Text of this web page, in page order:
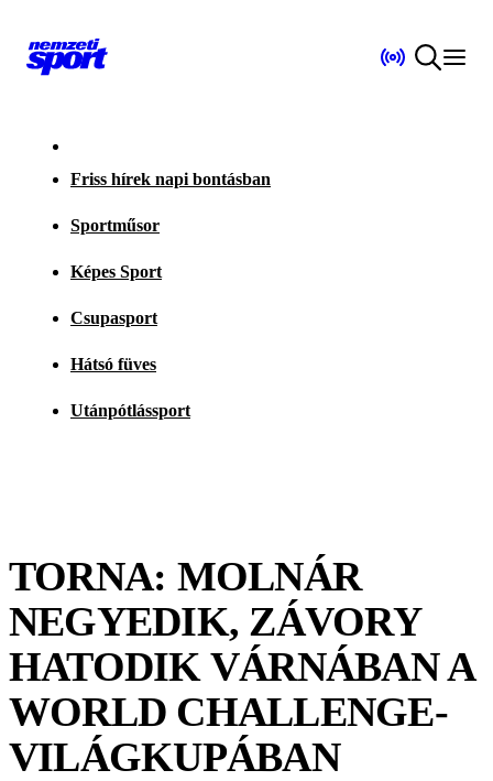
Friss hírek napi bontásban
Sportműsor
Képes Sport
Csupasport
Hátsó füves
Utánpótlássport
TORNA: MOLNÁR
NEGYEDIK, ZÁVORY
HATODIK VÁRNÁBAN A
WORLD CHALLENGE-
VILÁGKUPÁBAN